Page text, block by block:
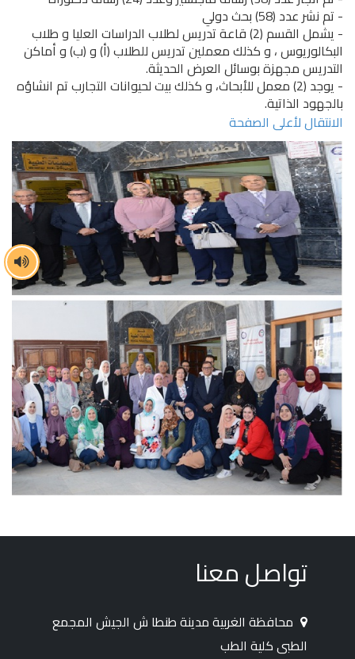
- تم نشر عدد (58) بحث دولي
- يشمل القسم (2) قاعة تدريس لطلاب الدراسات العليا و طلاب
البكالوريوس ، و كذلك معملين تدريس للطلاب (أ) و (ب) و أماكن
التدريس مجهزة بوسائل العرض الحديثة.
- يوجد (2) معمل للأبحاث، و كذلك بيت لحيوانات التجارب تم انشاؤه
بالجهود الذاتية.
الانتقال لأعلى الصفحة
تواصل معنا
محافظة الغربية مدينة طنطا ش الجيش المجمع
الطبى كلية الطب